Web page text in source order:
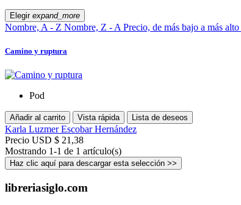
Elegir expand_more
Nombre, A - Z Nombre, Z - A Precio, de más bajo a más alto
Camino y ruptura
Pod
Añadir al carrito Vista rápida Lista de deseos
Karla Luzmer Escobar Hernández
Precio USD $ 21,38
Mostrando 1-1 de 1 artículo(s)
Haz clic aquí para descargar esta selección >>
libreriasiglo.com